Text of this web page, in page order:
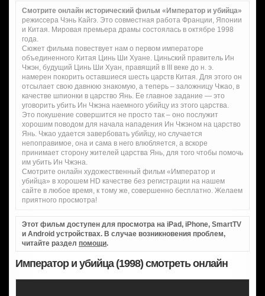
Смотрите онлайн исторический фильм «Император и убийца»
режиссера Чэнь Кайгэ. Это совместная работа Франции, Японии
и Китая. Мировая премьера драмы состоялась в октябре 1998
года.
Сюжет фильма повествует нам о первом императоре
объединенного Китая Цинь Ши Хуане. Циньский правитель Ин
Чжэн, будущий Цинь Ши Хуан, правящий в III веке до н. э.
намерен покорить оставшиеся шесть царств Китая. Для этого он
отсылает свою давнюю знакомую, а теперь – заложницу Чжао, в
качестве шпионки в царство Янь. Ее главное задание — это
уговорить убить Ин Чжэна наемного убийцу из этого царства.
Это покушение совершится не просто так – оно послужит
хорошим поводом для начала нападения Ин Чжэном на царство
Янь. Чжао удается завербовать убийцу, но случается
непоправимое, она и сама в него влюбляется, а вскоре
принимает сторону жителей царства Янь, для того чтобы помочь
им убить Ин Чжэна.
Смотрите онлайн художественный фильм «Император и
убийца» в хорошем HD качестве без регистрации на нашем
сайте в любое время, к тому же, совершенно бесплатно. Желаем
приятного просмотра!
Этот фильм доступен для просмотра на iPad, iPhone, SmartTV
и Android устройствах. В случае возникновения проблем,
читайте раздел помощи.
Император и убийца (1998) смотреть онлайн